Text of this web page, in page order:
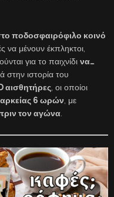
ποδοσφαιρόφιλο κοινό
να μένουν έκπληκτοι,
για το παιχνίδι να…
στην ιστορία του
αισθητήρες , οι οποίοι
6 ωρών , με
τον αγώνα